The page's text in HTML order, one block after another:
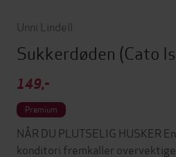
Unni Lindell
Sukkerdøden (Cato
149,-
Premium
NÅR DU PLUTSELIG HUSKER
konditori fremkaller